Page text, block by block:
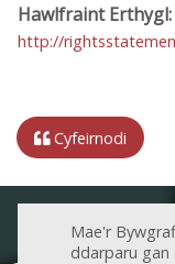
Hawlfraint Erthygl:
http://
Cyfeirnodi
Mae'r
ddarparu gan